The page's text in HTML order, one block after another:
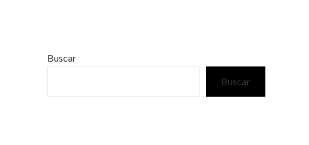
Buscar
Buscar